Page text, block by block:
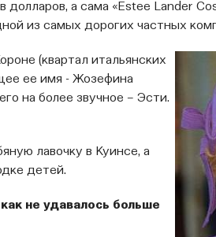
а сама «Estee Lander
из самых дорогих частных
(квартал итальянских
ее имя - Жозефина
на более звучное – Эсти.
лавочку в Куинсе, а
детей.
не удавалось больше